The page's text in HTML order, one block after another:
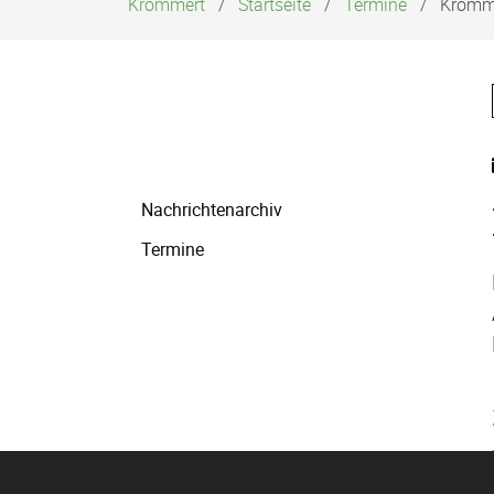
Navigation
Nachrichtenarchiv
Termine